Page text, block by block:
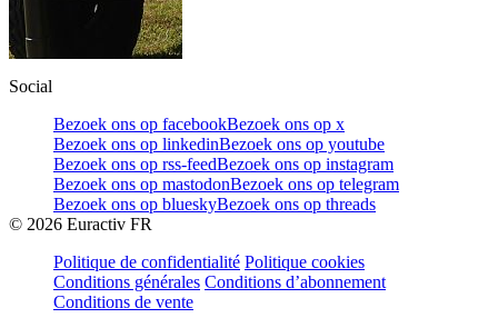
Social
Bezoek ons op facebookBezoek ons op x
Bezoek ons op linkedinBezoek ons op youtube
Bezoek ons op rss-feedBezoek ons op instagram
Bezoek ons op mastodonBezoek ons op telegram
Bezoek ons op blueskyBezoek ons op threads
© 2026 Euractiv FR
Politique de confidentialité Politique cookies
Conditions générales Conditions d’abonnement
Conditions de vente